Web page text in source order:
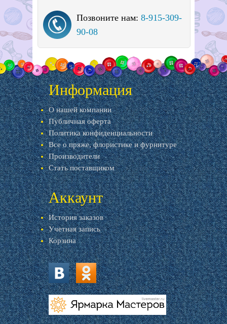
Позвоните нам: 8-915-309-
90-08
Информация
О нашей компании
Публичная оферта
Политика конфиденциальности
Все о пряже, флористике и фурнитуре
Производители
Стать поставщиком
Аккаунт
История заказов
Учетная запись
Корзина
vk.com ok.ru
livemaster.ru